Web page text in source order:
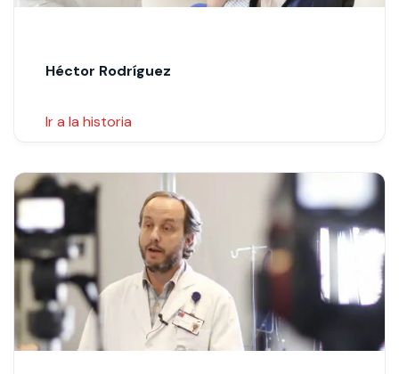
Héctor Rodríguez
Ir a la historia